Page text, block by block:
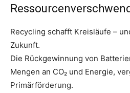
Recycling schafft Kreisläufe –
Zukunft.
Die Rückgewinnung von
Mengen an CO₂ und Energie,
Primärförderung.